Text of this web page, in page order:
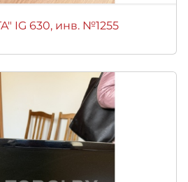
IG 630, инв. №1255